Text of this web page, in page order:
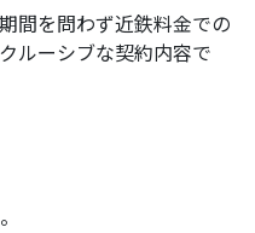
間を問わず近鉄料金での
ルーシブな契約内容で